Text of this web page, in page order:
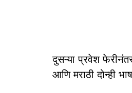
दुसऱ्या प्रवेश
आणि मराठी दोन्ही